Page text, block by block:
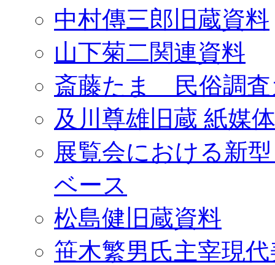
中村傳三郎旧蔵資料
山下菊二関連資料
斎藤たま 民俗調査
及川尊雄旧蔵 紙媒
展覧会における新
ベース
松島健旧蔵資料
笹木繁男氏主宰現